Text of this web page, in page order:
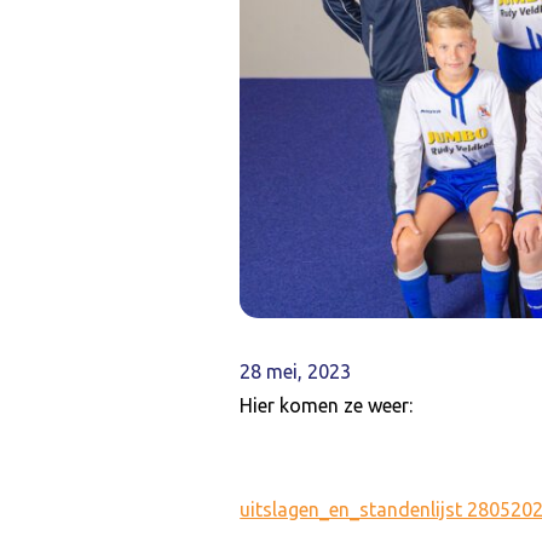
28 mei, 2023
Hier komen ze weer:
uitslagen_en_standenlijst